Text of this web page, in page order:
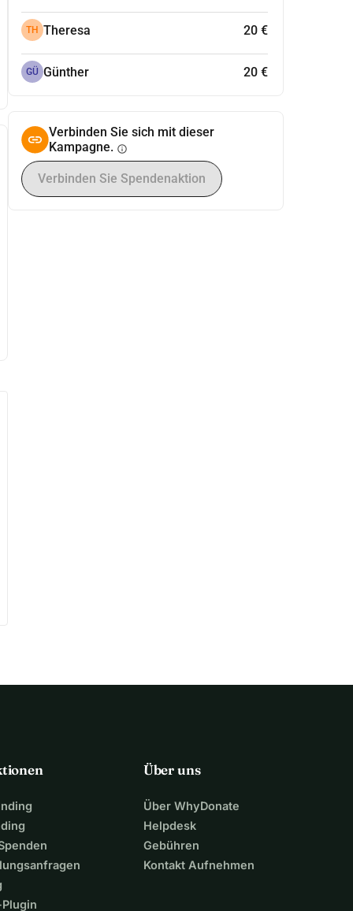
TH Theresa 20 €
GÜ Günther 20 €
Verbinden Sie sich mit dieser
Kampagne. info
Verbinden Sie Spendenaktion
Über uns
Über WhyDonate
Helpdesk
Gebühren
Kontakt Aufnehmen